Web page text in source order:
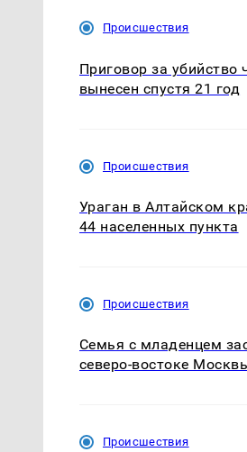
Происшествия
Приговор за убийство
вынесен спустя 21 год
Происшествия
Ураган в Алтайском
44 населенных пункта
Происшествия
Семья с младенцем
северо-востоке
Происшествия